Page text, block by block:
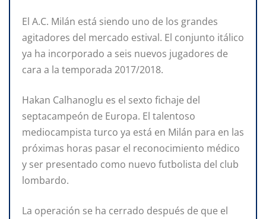
El A.C. Milán está siendo uno de los grandes
agitadores del mercado estival. El conjunto itálico
ya ha incorporado a seis nuevos jugadores de
cara a la temporada 2017/2018.
Hakan Calhanoglu es el sexto fichaje del
septacampeón de Europa. El talentoso
mediocampista turco ya está en Milán para en las
próximas horas pasar el reconocimiento médico
y ser presentado como nuevo futbolista del club
lombardo.
La operación se ha cerrado después de que el